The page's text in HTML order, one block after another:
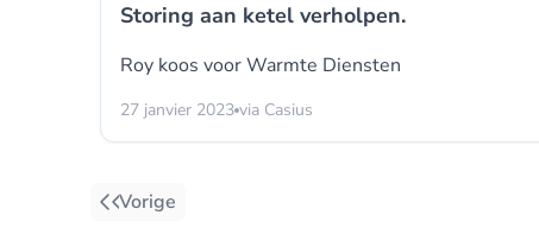
Storing aan ketel verholpen.
Roy koos voorWarmte Diensten
27 janvier 2023 via Casius
Vorige